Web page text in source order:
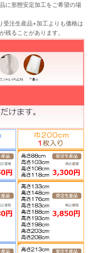
に形態安定加工をご希望の場
受注生産品+加工よりも価格は
残ることがあります。